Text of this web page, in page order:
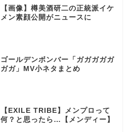
【画像】樽美酒研二の正統派イケ
メン素顔公開がニュースに
ゴールデンボンバー「ガガガガガ
ガガ」MV小ネタまとめ
【EXILE TRIBE】メンプロって
何？と思ったら…【メンディー】